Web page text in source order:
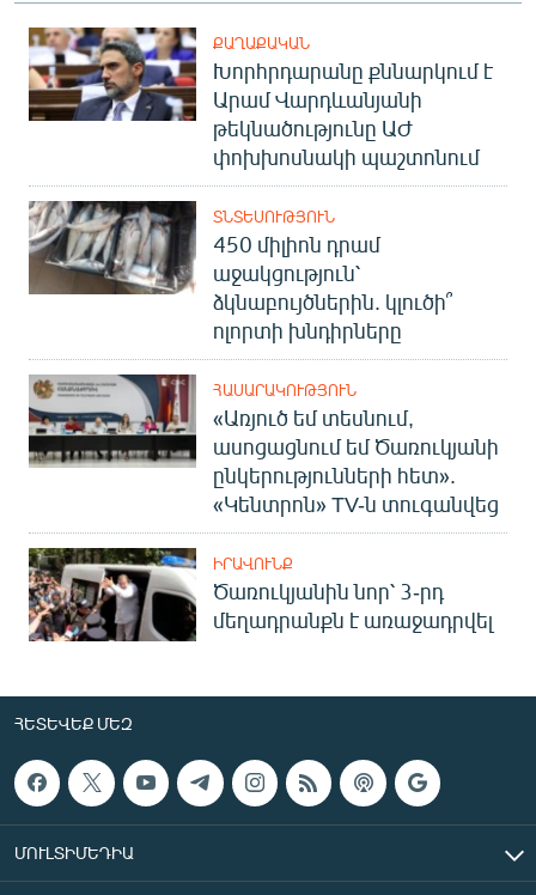
ՔԱՂԱՔԱԿԱՆ
Խորհրդարանը քննարկում է
Արամ Վարդևանյանի
թեկնածությունը ԱԺ
փոխխոսնակի պաշտոնում
ՏՆՏԵՍՈՒԹՅՈՒՆ
450 միլիոն դրամ
աջակցություն՝
ձկնաբույծներին. կլուծի՞
ոլորտի խնդիրները
ՀԱՍԱՐԱԿՈՒԹՅՈՒՆ
«Առյուծ եմ տեսնում,
ասոցացնում եմ Ծառուկյանի
ընկերությունների հետ».
«Կենտրոն» TV-ն տուգանվեց
ԻՐԱՎՈՒՆՔ
Ծառուկյանին նոր՝ 3-րդ
մեղադրանքն է առաջադրվել
ՀԵՏԵՎԵՔ ՄԵԶ
ՄՈՒԼՏԻՄԵԴԻԱ